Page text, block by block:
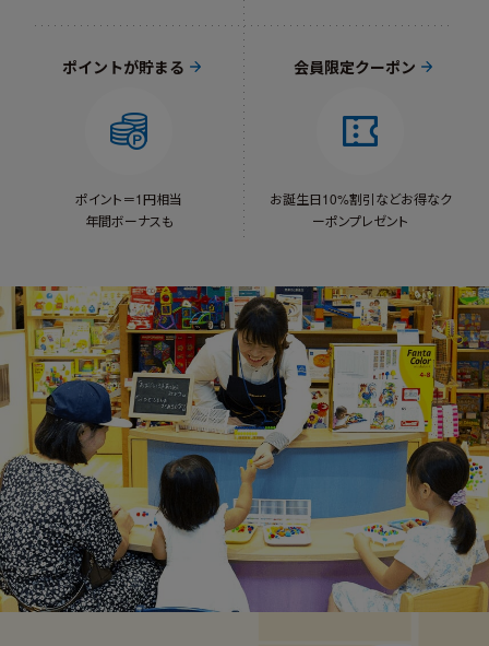
ポイントが貯まる
ポイント＝1円相当
年間ボーナスも
会員限定クーポン
お誕生日10%割引などお得なク
ーポンプレゼント